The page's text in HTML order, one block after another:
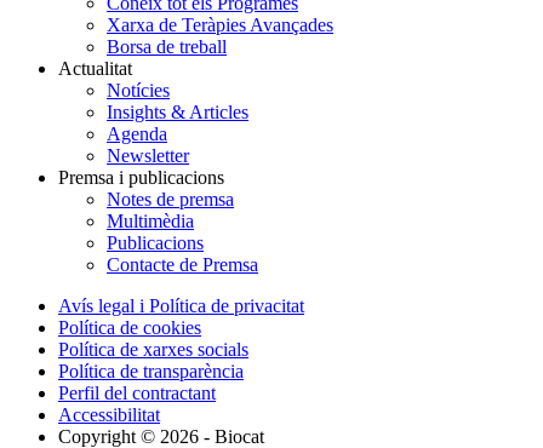
Xarxa de Teràpies Avançades
Borsa de treball
Actualitat
Notícies
Insights & Articles
Agenda
Newsletter
Premsa i publicacions
Notes de premsa
Multimèdia
Publicacions
Contacte de Premsa
Avís legal i Política de privacitat
Política de cookies
Política de xarxes socials
Política de transparència
Perfil del contractant
Accessibilitat
Copyright © 2026 - Biocat